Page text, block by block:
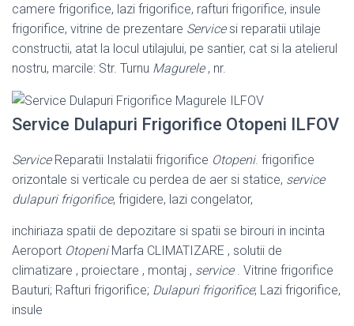
camere frigorifice, lazi frigorifice, rafturi frigorifice, insule
frigorifice, vitrine de prezentare Servicesi reparatii utilaje
constructii, atat la locul utilajului, pe santier, cat si la atelierul
nostru, marcile: Str. Turnu Magurele, nr.
Service Dulapuri Frigorifice Otopeni ILFOV
ServiceReparatii Instalatii frigorifice Otopeni. frigorifice
orizontale si verticale cu perdea de aer si statice, service
dulapuri frigorifice, frigidere, lazi congelator,
inchiriaza spatii de depozitare si spatii se birouri in incinta
Aeroport OtopeniMarfa CLIMATIZARE , solutii de
climatizare , proiectare , montaj , service. Vitrine frigorifice
Bauturi; Rafturi frigorifice; Dulapuri frigorifice; Lazi frigorifice,
insule